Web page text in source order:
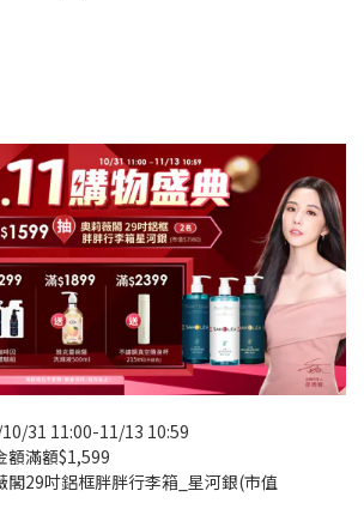
31 11:00-11/13 10:59
滿額$1,599
29吋鋁框胖胖行李箱_星河銀(市值